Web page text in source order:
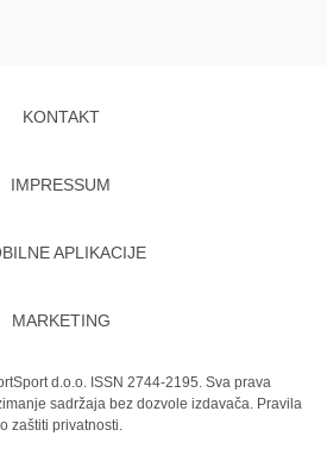
KONTAKT
IMPRESSUM
APLIKACIJE
MARKETING
d.o.o. ISSN 2744-2195. Sva prava
sadržaja bez dozvole izdavača. Pravila
o zaštiti privatnosti.